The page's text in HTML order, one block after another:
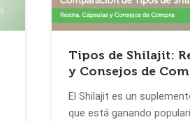
Tipos de Shilajit:
y Consejos de
El Shilajit es un
que está ganando